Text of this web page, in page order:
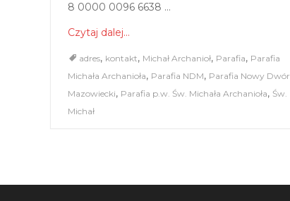
8 0000 0096 6638 ...
Czytaj dalej...
adres, kontakt, Michał Archanioł, Parafia, Parafia
Michała Archanioła, Parafia NDM, Parafia Nowy Dwór
Mazowiecki, Parafia p.w. Św. Michała Archanioła, Św.
Michał